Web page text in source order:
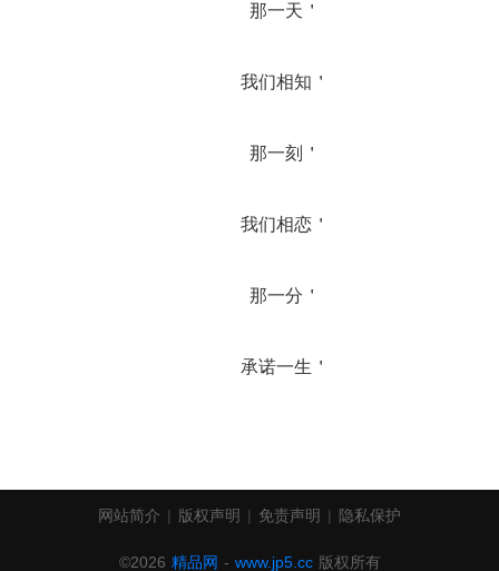
		那一天＇
		我们相知＇
		那一刻＇
		我们相恋＇
		那一分＇
		承诺一生＇
网站简介 | 版权声明 | 免责声明 | 隐私保护
©2026 精品网 - www.jp5.cc 版权所有